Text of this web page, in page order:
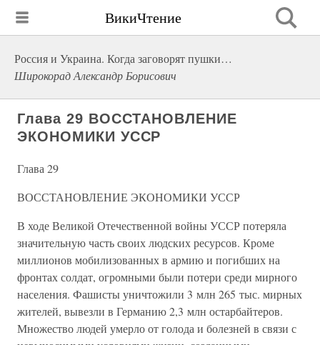
ВикиЧтение
Россия и Украина. Когда заговорят пушки…
Широкорад Александр Борисович
Глава 29 ВОССТАНОВЛЕНИЕ
ЭКОНОМИКИ УССР
Глава 29
ВОССТАНОВЛЕНИЕ ЭКОНОМИКИ УССР
В ходе Великой Отечественной войны УССР потеряла
значительную часть своих людских ресурсов. Кроме
миллионов мобилизованных в армию и погибших на
фронтах солдат, огромными были потери среди мирного
населения. Фашисты уничтожили 3 млн 265 тыс. мирных
жителей, вывезли в Германию 2,3 млн остарбайтеров.
Множество людей умерло от голода и болезней в связи с